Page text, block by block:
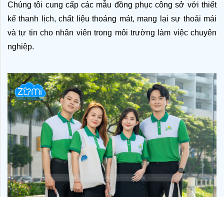
Chúng tôi cung cấp các mẫu đồng phục công sở với thiết
kế thanh lịch, chất liệu thoáng mát, mang lại sự thoải mái
và tự tin cho nhân viên trong môi trường làm việc chuyên
nghiệp.